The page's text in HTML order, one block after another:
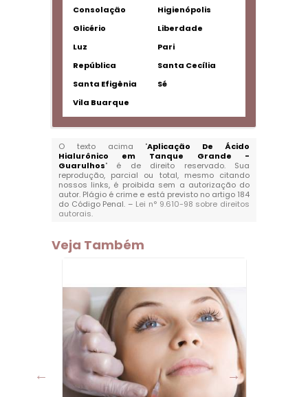
Consolação
Higienópolis
Glicério
Liberdade
Luz
Pari
República
Santa Cecília
Santa Efigênia
Sé
Vila Buarque
O texto acima "Aplicação De Ácido
Hialurônico em Tanque Grande -
Guarulhos" é de direito reservado. Sua
reprodução, parcial ou total, mesmo citando
nossos links, é proibida sem a autorização do
autor. Plágio é crime e está previsto no artigo 184
do Código Penal. – Lei n° 9.610-98 sobre direitos
autorais.
Veja Também